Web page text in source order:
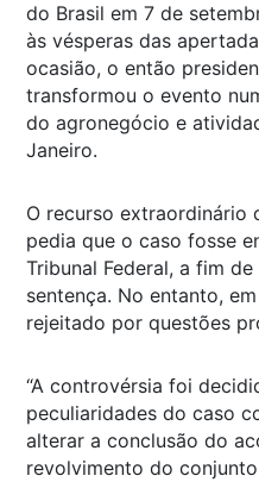
do Brasil em 7 de
às vésperas das
ocasião, o então
transformou o evento
do agronegócio e
Janeiro.
O recurso extraordinário
pedia que o caso fosse
Tribunal Federal, a fim
sentença. No entanto,
rejeitado por questões
“A controvérsia foi
peculiaridades do caso
alterar a conclusão do
revolvimento do